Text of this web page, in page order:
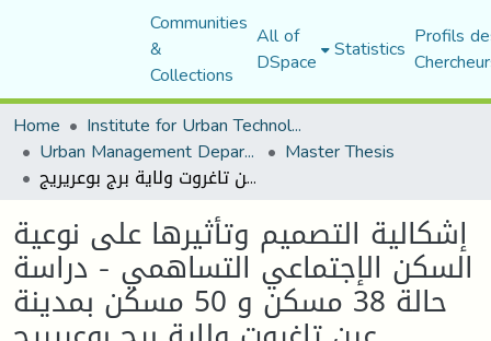
Communities
&
Collections
All of
DSpace Statistics Profils
Home
Institute for Urban Technology Management
Urban Management Department Master Thesis
إشكالية التصميم وتأثيرها على نوعية السكن الإجتماعي التساهمي - دراسة حالة 38 مسكن و 50 مسكن بمدينة عين تاغروت ولاية برج بوعريريج
إشكالية التصميم وتأثيرها على نوعية
السكن الإجتماعي التساهمي - دراسة
حالة 38 مسكن و 50 مسكن بمدينة